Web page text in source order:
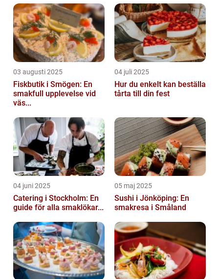
03 augusti 2025
Fiskbutik i Smögen: En
smakfull upplevelse vid
väs...
04 juli 2025
Hur du enkelt kan beställa
tårta till din fest
04 juni 2025
Catering i Stockholm: En
guide för alla smaklökar...
05 maj 2025
Sushi i Jönköping: En
smakresa i Småland